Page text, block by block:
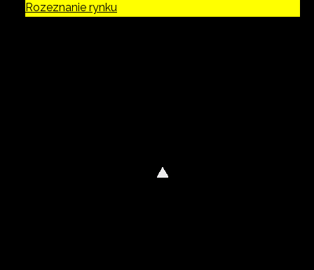
Rozeznanie rynku